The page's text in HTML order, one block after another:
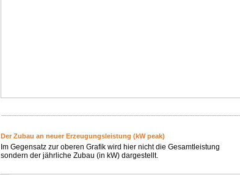
Der Zubau an neuer Erzeugungsleistung (kW peak)
Im Gegensatz zur oberen Grafik wird hier nicht die Gesamtleistung
sondern der jährliche Zubau (in kW) dargestellt.